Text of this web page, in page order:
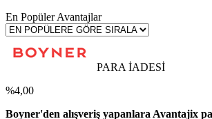
En Popüler Avantajlar
PARA İADESİ
%4,00
Boyner'den alışveriş yapanlara Avantajix